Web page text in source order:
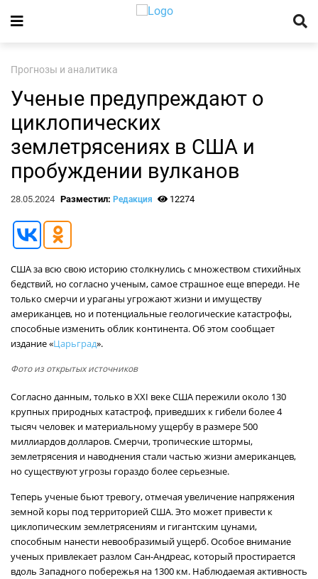
Прогнозы и аналитика
Ученые предупреждают о
циклопических
землетрясениях в США и
пробуждении вулканов
28.05.2024 Разместил: Редакция 12274
США за всю свою историю столкнулись с множеством стихийных
бедствий, но согласно ученым, самое страшное еще впереди. Не
только смерчи и ураганы угрожают жизни и имуществу
американцев, но и потенциальные геологические катастрофы,
способные изменить облик континента. Об этом сообщает
издание «Царьград».
Фото из открытых источников
Согласно данным, только в XXI веке США пережили около 130
крупных природных катастроф, приведших к гибели более 4
тысяч человек и материальному ущербу в размере 500
миллиардов долларов. Смерчи, тропические штормы,
землетрясения и наводнения стали частью жизни американцев,
но существуют угрозы гораздо более серьезные.
Теперь ученые бьют тревогу, отмечая увеличение напряжения
земной коры под территорией США. Это может привести к
циклопическим землетрясениям и гигантским цунами,
способным нанести невообразимый ущерб. Особое внимание
ученых привлекает разлом Сан-Андреас, который простирается
вдоль Западного побережья на 1300 км. Наблюдаемая активность